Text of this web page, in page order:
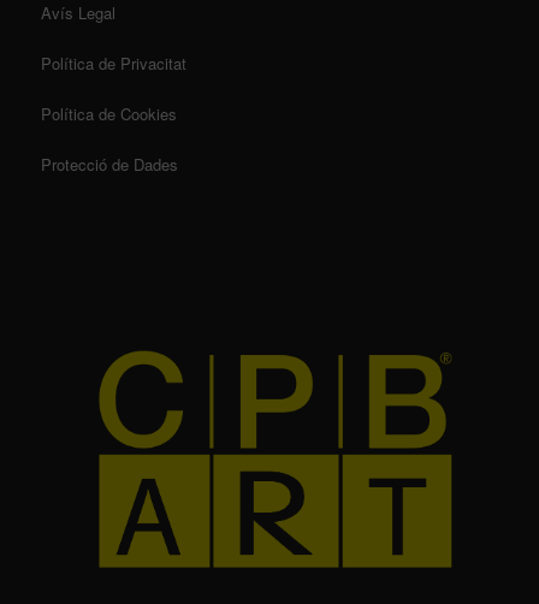
Avís Legal
Política de Privacitat
Política de Cookies
Protecció de Dades